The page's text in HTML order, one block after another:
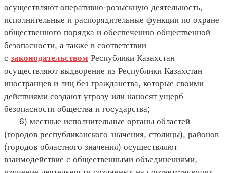
осуществляют оперативно-розыскную деятельность,
исполнительные и распорядительные функции по охране
общественного порядка и обеспечению общественной
безопасности, а также в соответствии
с законодательством Республики Казахстан
осуществляют выдворение из Республики Казахстан
иностранцев и лиц без гражданства, которые своими
действиями создают угрозу или наносят ущерб
безопасности общества и государства;
6) местные исполнительные органы областей
(городов республиканского значения, столицы), районов
(городов областного значения) осуществляют
взаимодействие с общественными объединениями,